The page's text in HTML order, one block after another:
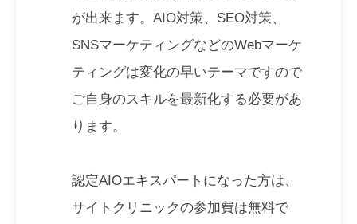
が出来ます。AIO対策、SEO対策、
SNSマーケティングなどのWebマーケ
ティングは変化の早いテーマですので
ご自身のスキルを最新化する必要があ
ります。
認定AIOエキスパートになった方は、
サイトクリニックの参加費は無料で